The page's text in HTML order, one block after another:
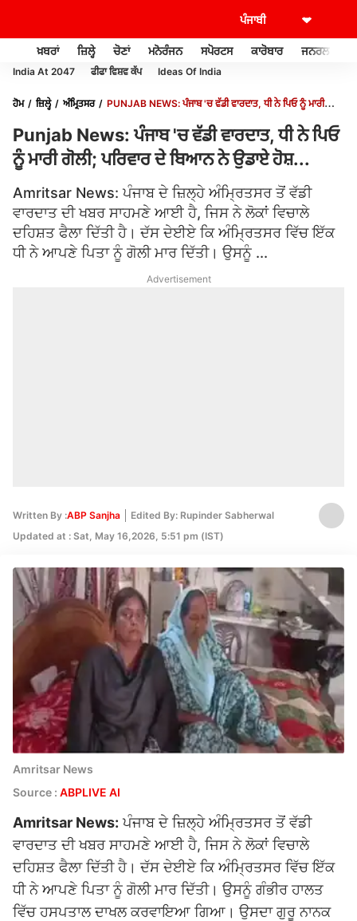
ਖ਼ਬਰਾਂ ਜ਼ਿਲ੍ਹੇ ਚੋਣਾਂ ਮਨੋਰੰਜਨ ਸਪੋਰਟਸ ਕਾਰੋਬਾਰ ਜਨਰਲ ਨੌਲਜ
India At 2047 ਫੀਫਾ ਵਿਸ਼ਵ ਕੱਪ Ideas Of India
ਹੋਮ ਜ਼ਿਲ੍ਹੇ ਅੰਮ੍ਰਿਤਸਰ
PUNJAB NEWS: ਪੰਜਾਬ 'ਚ ਵੱਡੀ ਵਾਰਦਾਤ, ਧੀ ਨੇ ਪਿਓ ਨੂੰ ਮਾਰੀ
Punjab News: ਪੰਜਾਬ 'ਚ ਵੱਡੀ ਵਾਰਦਾਤ, ਧੀ ਨੇ ਪਿਓ
ਨੂੰ ਮਾਰੀ ਗੋਲੀ; ਪਰਿਵਾਰ ਦੇ ਬਿਆਨ ਨੇ ਉਡਾਏ ਹੋਸ਼...
Amritsar News: ਪੰਜਾਬ ਦੇ ਜ਼ਿਲ੍ਹੇ ਅੰਮ੍ਰਿਤਸਰ ਤੋਂ ਵੱਡੀ
ਵਾਰਦਾਤ ਦੀ ਖਬਰ ਸਾਹਮਣੇ ਆਈ ਹੈ, ਜਿਸ ਨੇ ਲੋਕਾਂ ਵਿਚਾਲੇ
ਦਹਿਸ਼ਤ ਫੈਲਾ ਦਿੱਤੀ ਹੈ। ਦੱਸ ਦੇਈਏ ਕਿ ਅੰਮ੍ਰਿਤਸਰ ਵਿੱਚ ਇੱਕ
ਧੀ ਨੇ ਆਪਣੇ ਪਿਤਾ ਨੂੰ ਗੋਲੀ ਮਾਰ ਦਿੱਤੀ। ਉਸਨੂੰ ...
Advertisement
Written By :ABP Sanjha
Edited By: Rupinder Sabherwal
Updated at : Sat, May 16,2026, 5:51 pm (IST)
Amritsar News
Source : ABPLIVE AI
Amritsar News: ਪੰਜਾਬ ਦੇ ਜ਼ਿਲ੍ਹੇ ਅੰਮ੍ਰਿਤਸਰ ਤੋਂ ਵੱਡੀ
ਵਾਰਦਾਤ ਦੀ ਖਬਰ ਸਾਹਮਣੇ ਆਈ ਹੈ, ਜਿਸ ਨੇ ਲੋਕਾਂ ਵਿਚਾਲੇ
ਦਹਿਸ਼ਤ ਫੈਲਾ ਦਿੱਤੀ ਹੈ। ਦੱਸ ਦੇਈਏ ਕਿ ਅੰਮ੍ਰਿਤਸਰ ਵਿੱਚ ਇੱਕ
ਧੀ ਨੇ ਆਪਣੇ ਪਿਤਾ ਨੂੰ ਗੋਲੀ ਮਾਰ ਦਿੱਤੀ। ਉਸਨੂੰ ਗੰਭੀਰ ਹਾਲਤ
ਵਿੱਚ ਹਸਪਤਾਲ ਦਾਖਲ ਕਰਵਾਇਆ ਗਿਆ। ਉਸਦਾ ਗੁਰੂ ਨਾਨਕ